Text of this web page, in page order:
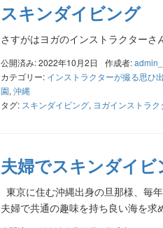
スキンダイビング
さすがはヨガのインストラクターさ
公開済み: 2022年10月2日 作成者:
カテゴリー: インストラクターが撮る思ひ
園, 沖縄
タグ: スキンダイビング, ヨガインストラク
夫婦でスキンダイビ
東京に住む沖縄出身の旦那様、毎
夫婦で共通の趣味を持ち良い海を求